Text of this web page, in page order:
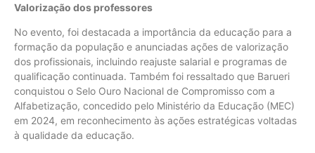
Valorização dos professores
No evento, foi destacada a importância da educação para a
formação da população e anunciadas ações de valorização
dos profissionais, incluindo reajuste salarial e programas de
qualificação continuada. Também foi ressaltado que Barueri
conquistou o Selo Ouro Nacional de Compromisso com a
Alfabetização, concedido pelo Ministério da Educação (MEC)
em 2024, em reconhecimento às ações estratégicas voltadas
à qualidade da educação.